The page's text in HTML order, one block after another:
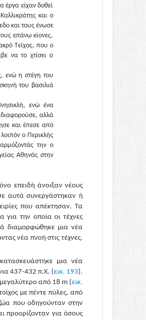
είχαν δοθεί
και ο
και τους ένωσε
επάνω κίονες,
Τείχος, που ο
να το χτίσει ο
ενώ η στέγη του
του βασιλιά
ενώ ένα
αλλά
και έπεσε από
ο Περικλής
την ο
Αθηνάς στην
επειδή άνοιξαν νέους
αυτά συνεργάστηκαν ή
που απέκτησαν. Τα
την οποία οι τέχνες
διαμορφώθηκε μια νέα
νέα πνοή στις τέχνες.
μια νέα
437-432 π.Χ. (εικ. 193).
από 18 m (εικ.
με πέντε πύλες, από
που οδηγούνταν στην
προορίζονταν για όσους